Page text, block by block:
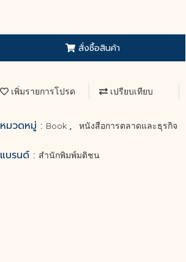
สั่งซื้อสินค้า
เพิ่มรายการโปรด เปรียบเทียบ
หมวดหมู่ : Book , หนังสือการตลาดและธุรกิจ
แบรนด์ : สำนักพิมพ์มติชน